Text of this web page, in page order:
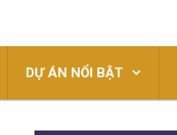
DỰ ÁN NỔI BẬT